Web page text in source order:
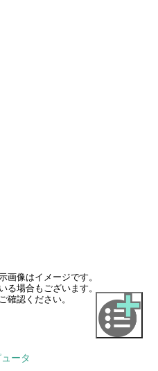
画像はイメージです。
る場合もございます。
確認ください。
ータ